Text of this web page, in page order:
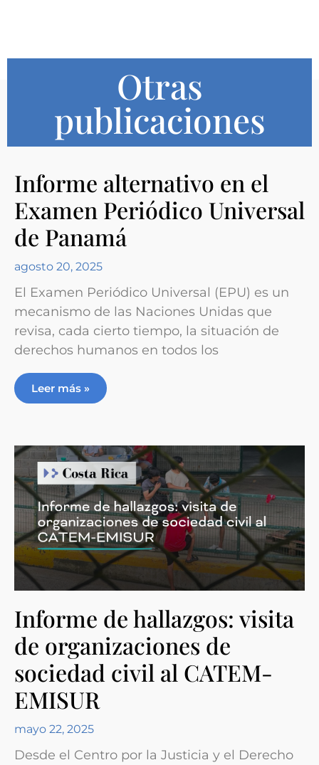
Otras
publicaciones
Informe alternativo en el
Examen Periódico Universal
de Panamá
agosto 20, 2025
El Examen Periódico Universal (EPU) es un
mecanismo de las Naciones Unidas que
revisa, cada cierto tiempo, la situación de
derechos humanos en todos los
Leer más »
Informe de hallazgos: visita
de organizaciones de
sociedad civil al CATEM-
EMISUR
mayo 22, 2025
Desde el Centro por la Justicia y el Derecho